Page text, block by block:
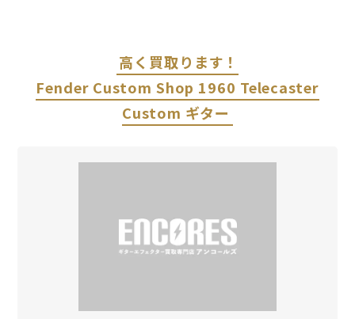
高く買取ります！
Fender Custom Shop 1960 Telecaster
Custom ギター